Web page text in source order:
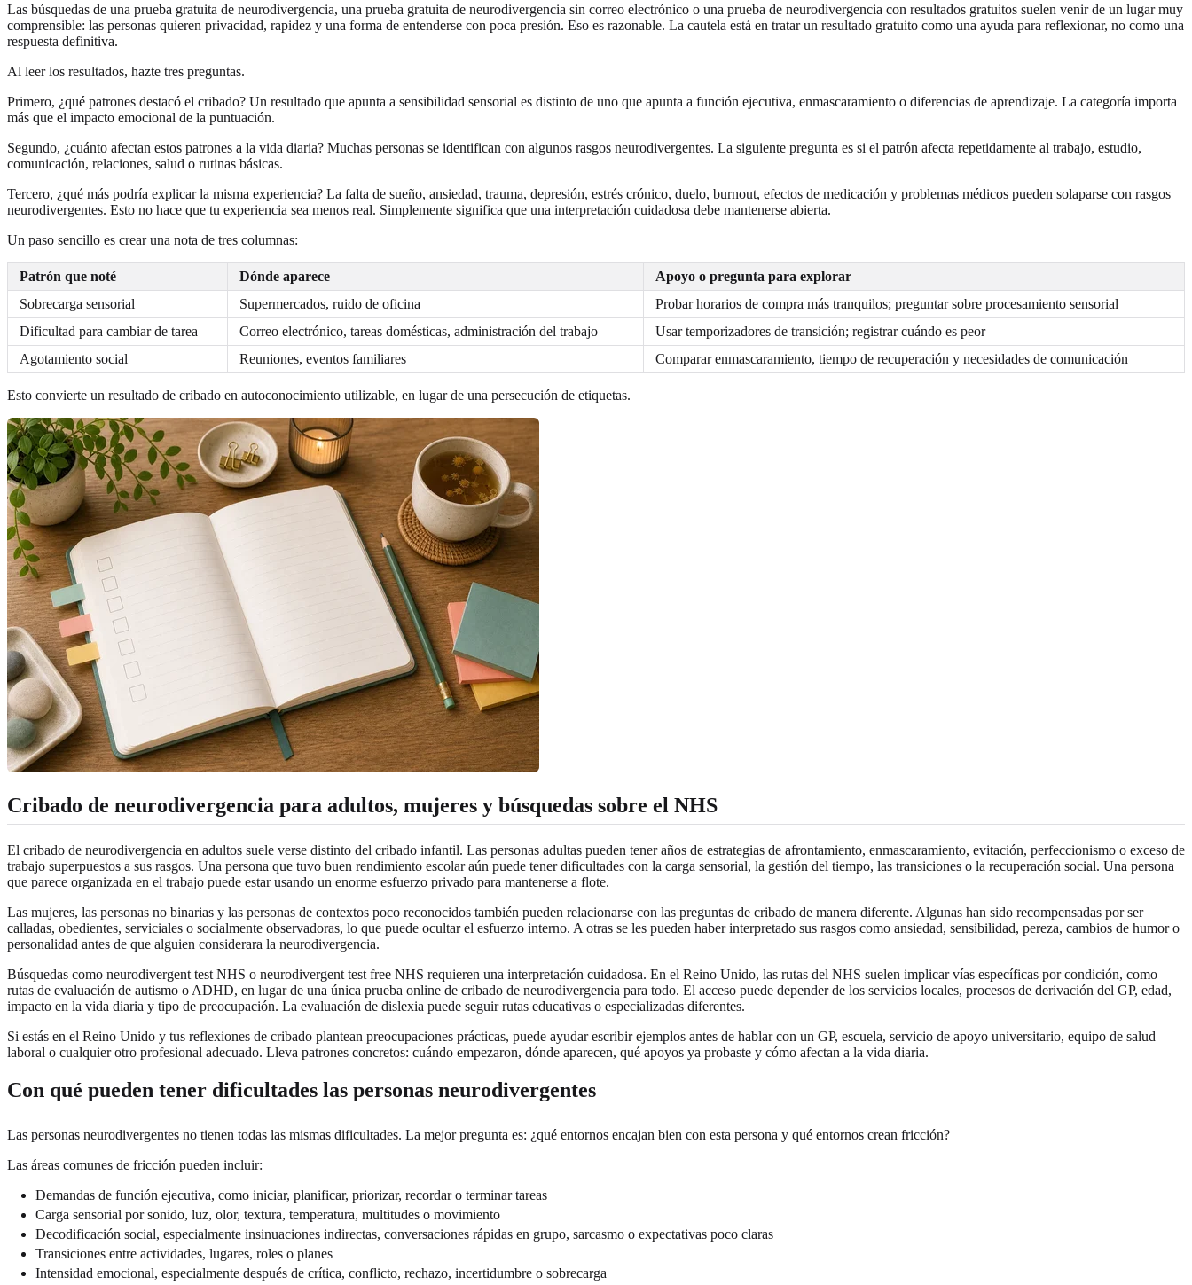
Las búsquedas de una prueba gratuita de neurodivergencia, una prueba gratuita de neurodivergencia sin correo electrónico o una prueba de neurodivergencia con resultados gratuitos suelen venir de un lugar muy
comprensible: las personas quieren privacidad, rapidez y una forma de entenderse con poca presión. Eso es razonable. La cautela está en tratar un resultado gratuito como una ayuda para reflexionar, no como una
respuesta definitiva.
Al leer los resultados, hazte tres preguntas.
Primero, ¿qué patrones destacó el cribado? Un resultado que apunta a sensibilidad sensorial es distinto de uno que apunta a función ejecutiva, enmascaramiento o diferencias de aprendizaje. La categoría importa
más que el impacto emocional de la puntuación.
Segundo, ¿cuánto afectan estos patrones a la vida diaria? Muchas personas se identifican con algunos rasgos neurodivergentes. La siguiente pregunta es si el patrón afecta repetidamente al trabajo, estudio,
comunicación, relaciones, salud o rutinas básicas.
Tercero, ¿qué más podría explicar la misma experiencia? La falta de sueño, ansiedad, trauma, depresión, estrés crónico, duelo, burnout, efectos de medicación y problemas médicos pueden solaparse con rasgos
neurodivergentes. Esto no hace que tu experiencia sea menos real. Simplemente significa que una interpretación cuidadosa debe mantenerse abierta.
Un paso sencillo es crear una nota de tres columnas:
Patrón que noté Dónde aparece
Apoyo o pregunta para explorar
Sobrecarga sensorial
Supermercados, ruido de oficina
Probar horarios de compra más tranquilos; preguntar sobre procesamiento sensorial
Dificultad para cambiar de tarea
Correo electrónico, tareas domésticas, administración del trabajo
Usar temporizadores de transición; registrar cuándo es peor
Agotamiento social
Reuniones, eventos familiares Comparar enmascaramiento, tiempo de recuperación y necesidades de comunicación
Esto convierte un resultado de cribado en autoconocimiento utilizable, en lugar de una persecución de etiquetas.
Cribado de neurodivergencia para adultos, mujeres y búsquedas sobre el NHS
El cribado de neurodivergencia en adultos suele verse distinto del cribado infantil. Las personas adultas pueden tener años de estrategias de afrontamiento, enmascaramiento, evitación, perfeccionismo o exceso de
trabajo superpuestos a sus rasgos. Una persona que tuvo buen rendimiento escolar aún puede tener dificultades con la carga sensorial, la gestión del tiempo, las transiciones o la recuperación social. Una persona
que parece organizada en el trabajo puede estar usando un enorme esfuerzo privado para mantenerse a flote.
Las mujeres, las personas no binarias y las personas de contextos poco reconocidos también pueden relacionarse con las preguntas de cribado de manera diferente. Algunas han sido recompensadas por ser
calladas, obedientes, serviciales o socialmente observadoras, lo que puede ocultar el esfuerzo interno. A otras se les pueden haber interpretado sus rasgos como ansiedad, sensibilidad, pereza, cambios de humor o
personalidad antes de que alguien considerara la neurodivergencia.
Búsquedas como neurodivergent test NHS o neurodivergent test free NHS requieren una interpretación cuidadosa. En el Reino Unido, las rutas del NHS suelen implicar vías específicas por condición, como
rutas de evaluación de autismo o ADHD, en lugar de una única prueba online de cribado de neurodivergencia para todo. El acceso puede depender de los servicios locales, procesos de derivación del GP, edad,
impacto en la vida diaria y tipo de preocupación. La evaluación de dislexia puede seguir rutas educativas o especializadas diferentes.
Si estás en el Reino Unido y tus reflexiones de cribado plantean preocupaciones prácticas, puede ayudar escribir ejemplos antes de hablar con un GP, escuela, servicio de apoyo universitario, equipo de salud
laboral o cualquier otro profesional adecuado. Lleva patrones concretos: cuándo empezaron, dónde aparecen, qué apoyos ya probaste y cómo afectan a la vida diaria.
Con qué pueden tener dificultades las personas neurodivergentes
Las personas neurodivergentes no tienen todas las mismas dificultades. La mejor pregunta es: ¿qué entornos encajan bien con esta persona y qué entornos crean fricción?
Las áreas comunes de fricción pueden incluir:
Demandas de función ejecutiva, como iniciar, planificar, priorizar, recordar o terminar tareas
Carga sensorial por sonido, luz, olor, textura, temperatura, multitudes o movimiento
Decodificación social, especialmente insinuaciones indirectas, conversaciones rápidas en grupo, sarcasmo o expectativas poco claras
Transiciones entre actividades, lugares, roles o planes
Intensidad emocional, especialmente después de crítica, conflicto, rechazo, incertidumbre o sobrecarga